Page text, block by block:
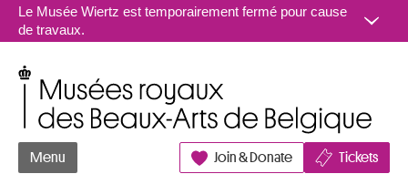
Aller au contenu
Le Musée Wiertz est temporairement fermé pour cause
de travaux.
Menu Join & Donate Tickets